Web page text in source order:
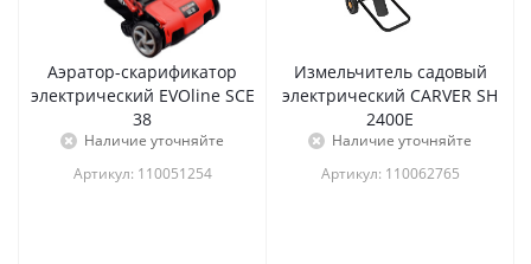
Аэратор-скарификатор
электрический EVOline SCE
38
Наличие уточняйте
Артикул: 110051254
Измельчитель садовый
электрический CARVER SH
2400E
Наличие уточняйте
Артикул: 110062765